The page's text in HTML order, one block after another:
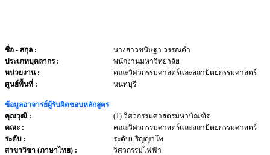
ชื่อ - สกุล :
นางสาวขนิษฐา วรรณคำ
ประเภทบุคลากร :
พนักงานมหาวิทยาลัย
หน่วยงาน :
คณะวิศวกรรมศาสตร์และสถาปัตยกรรมศาสตร์
ศูนย์พื้นที่ :
นนทบุรี
ข้อมูลอาจารย์ผู้รับผิดชอบหลักสูตร
คุณวุฒิ :
(1) วิศวกรรมศาสตรมหาบัณฑิต
คณะ :
คณะวิศวกรรมศาสตร์และสถาปัตยกรรมศาสตร์
ระดับ :
ระดับปริญญาโท
สาขาวิชา (ภาษาไทย) :
วิศวกรรมไฟฟ้า